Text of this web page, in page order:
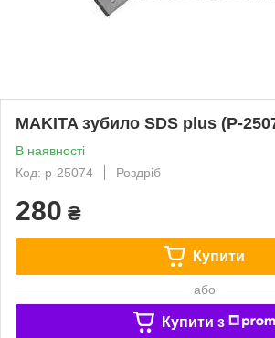
MAKITA зубило SDS plus (P-
В наявності
Код: p-25074
Роздріб
280 ₴
Купити
або
Купити з